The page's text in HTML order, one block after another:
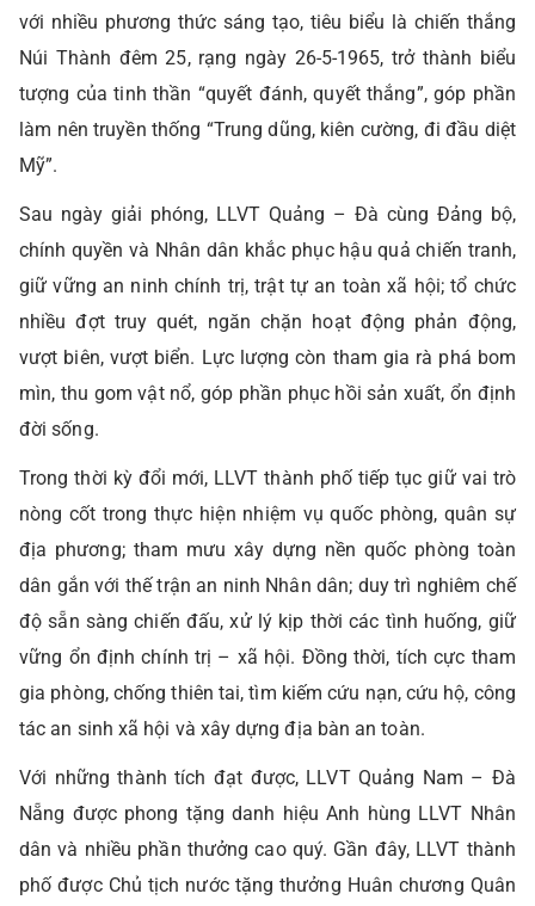
với nhiều phương thức sáng tạo, tiêu biểu là chiến thắng
Núi Thành đêm 25, rạng ngày 26-5-1965, trở thành biểu
tượng của tinh thần “quyết đánh, quyết thắng”, góp phần
làm nên truyền thống “Trung dũng, kiên cường, đi đầu diệt
Mỹ”.
Sau ngày giải phóng, LLVT Quảng – Đà cùng Đảng bộ,
chính quyền và Nhân dân khắc phục hậu quả chiến tranh,
giữ vững an ninh chính trị, trật tự an toàn xã hội; tổ chức
nhiều đợt truy quét, ngăn chặn hoạt động phản động,
vượt biên, vượt biển. Lực lượng còn tham gia rà phá bom
mìn, thu gom vật nổ, góp phần phục hồi sản xuất, ổn định
đời sống.
Trong thời kỳ đổi mới, LLVT thành phố tiếp tục giữ vai trò
nòng cốt trong thực hiện nhiệm vụ quốc phòng, quân sự
địa phương; tham mưu xây dựng nền quốc phòng toàn
dân gắn với thế trận an ninh Nhân dân; duy trì nghiêm chế
độ sẵn sàng chiến đấu, xử lý kịp thời các tình huống, giữ
vững ổn định chính trị – xã hội. Đồng thời, tích cực tham
gia phòng, chống thiên tai, tìm kiếm cứu nạn, cứu hộ, công
tác an sinh xã hội và xây dựng địa bàn an toàn.
Với những thành tích đạt được, LLVT Quảng Nam – Đà
Nẵng được phong tặng danh hiệu Anh hùng LLVT Nhân
dân và nhiều phần thưởng cao quý. Gần đây, LLVT thành
phố được Chủ tịch nước tặng thưởng Huân chương Quân